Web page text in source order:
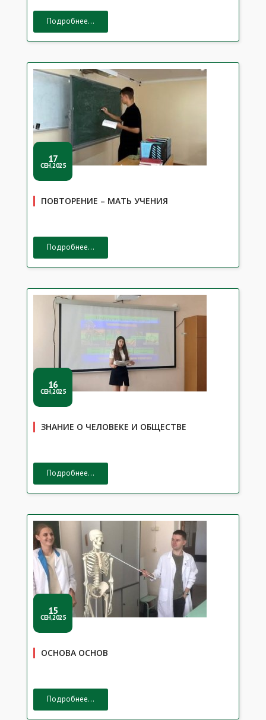
Подробнее...
17
СЕН,2025
ПОВТОРЕНИЕ – МАТЬ УЧЕНИЯ
Подробнее...
16
СЕН,2025
ЗНАНИЕ О ЧЕЛОВЕКЕ И ОБЩЕСТВЕ
Подробнее...
15
СЕН,2025
ОСНОВА ОСНОВ
Подробнее...